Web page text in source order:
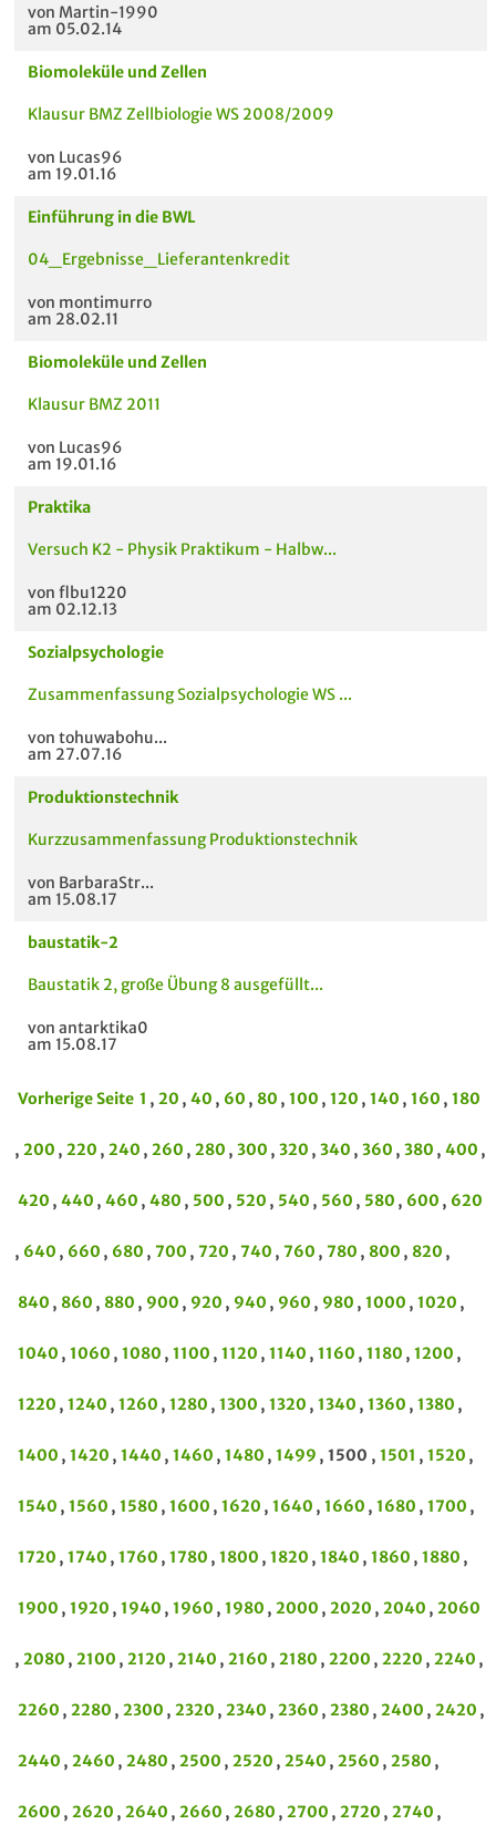
von Martin-1990
am 05.02.14
Biomoleküle und Zellen
Klausur BMZ Zellbiologie WS 2008/2009
von Lucas96
am 19.01.16
Einführung in die BWL
04_Ergebnisse_Lieferantenkredit
von montimurro
am 28.02.11
Biomoleküle und Zellen
Klausur BMZ 2011
von Lucas96
am 19.01.16
Praktika
Versuch K2 - Physik Praktikum - Halbw...
von flbu1220
am 02.12.13
Sozialpsychologie
Zusammenfassung Sozialpsychologie WS ...
von tohuwabohu...
am 27.07.16
Produktionstechnik
Kurzzusammenfassung Produktionstechnik
von BarbaraStr...
am 15.08.17
baustatik-2
Baustatik 2, große Übung 8 ausgefüllt...
von antarktika0
am 15.08.17
Vorherige Seite 1 , 20 , 40 , 60 , 80 , 100 , 120 , 140 , 160 , 180
, 200 , 220 , 240 , 260 , 280 , 300 , 320 , 340 , 360 , 380 , 400 ,
420 , 440 , 460 , 480 , 500 , 520 , 540 , 560 , 580 , 600 , 620
, 640 , 660 , 680 , 700 , 720 , 740 , 760 , 780 , 800 , 820 ,
840 , 860 , 880 , 900 , 920 , 940 , 960 , 980 , 1000 , 1020 ,
1040 , 1060 , 1080 , 1100 , 1120 , 1140 , 1160 , 1180 , 1200 ,
1220 , 1240 , 1260 , 1280 , 1300 , 1320 , 1340 , 1360 , 1380 ,
1400 , 1420 , 1440 , 1460 , 1480 , 1499 , 1500 , 1501 , 1520 ,
1540 , 1560 , 1580 , 1600 , 1620 , 1640 , 1660 , 1680 , 1700 ,
1720 , 1740 , 1760 , 1780 , 1800 , 1820 , 1840 , 1860 , 1880 ,
1900 , 1920 , 1940 , 1960 , 1980 , 2000 , 2020 , 2040 , 2060
, 2080 , 2100 , 2120 , 2140 , 2160 , 2180 , 2200 , 2220 , 2240 ,
2260 , 2280 , 2300 , 2320 , 2340 , 2360 , 2380 , 2400 , 2420 ,
2440 , 2460 , 2480 , 2500 , 2520 , 2540 , 2560 , 2580 ,
2600 , 2620 , 2640 , 2660 , 2680 , 2700 , 2720 , 2740 ,